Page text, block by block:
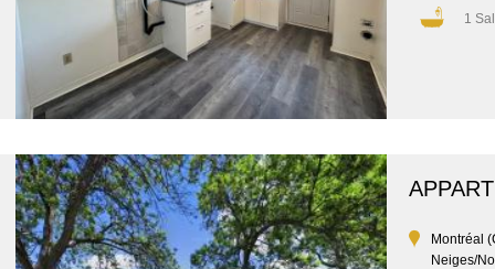
1
Montréal
Neiges/